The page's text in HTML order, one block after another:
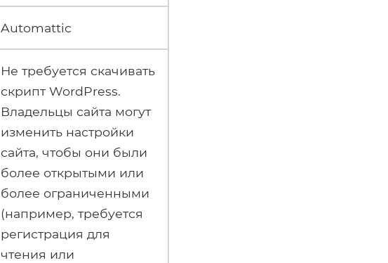
Automattic
Не требуется скачивать
скрипт WordPress.
Владельцы сайта могут
изменить настройки
сайта, чтобы они были
более открытыми или
более ограниченными
(например, требуется
регистрация для
чтения или